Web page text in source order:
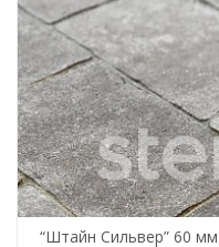
“Штайн Сильвер” 60 мм